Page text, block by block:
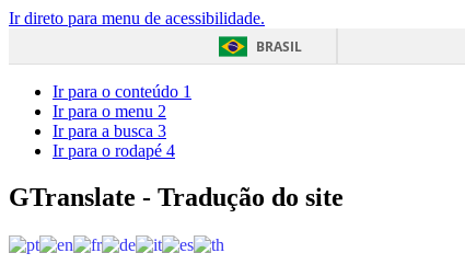
Ir direto para menu de acessibilidade.
BRASIL
Ir para o conteúdo 1
Ir para o menu 2
Ir para a busca 3
Ir para o rodapé 4
GTranslate - Tradução do site